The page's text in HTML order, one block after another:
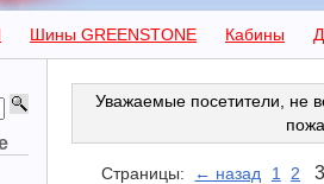
Шины GREENSTONE Кабины
Уважаемые посетители, не
Страницы: ← назад 1 2 3